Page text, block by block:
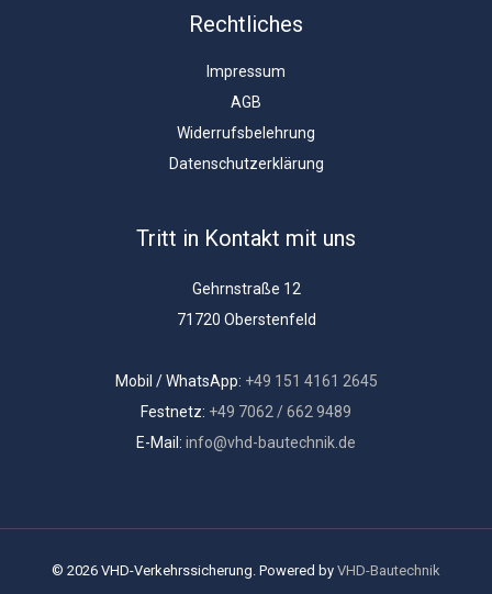
Rechtliches
Impressum
AGB
Widerrufsbelehrung
Datenschutzerklärung
Tritt in Kontakt mit uns
Gehrnstraße 12
71720 Oberstenfeld
Mobil / WhatsApp: +49 151 4161 2645
Festnetz: +49 7062 / 662 9489
E-Mail: info@vhd-bautechnik.de
© 2026 VHD-Verkehrssicherung. Powered by VHD-Bautechnik